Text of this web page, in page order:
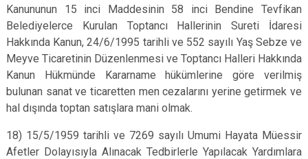
Kanununun 15 inci Maddesinin 58 inci Bendine Tevfikan
Belediyelerce Kurulan Toptancı Hallerinin Sureti İdaresi
Hakkında Kanun, 24/6/1995 tarihli ve 552 sayılı Yaş Sebze ve
Meyve Ticaretinin Düzenlenmesi ve Toptancı Halleri Hakkında
Kanun Hükmünde Kararname hükümlerine göre verilmiş
bulunan sanat ve ticaretten men cezalarını yerine getirmek ve
hal dışında toptan satışlara mani olmak.
18) 15/5/1959 tarihli ve 7269 sayılı Umumi Hayata Müessir
Afetler Dolayısıyla Alınacak Tedbirlerle Yapılacak Yardımlara